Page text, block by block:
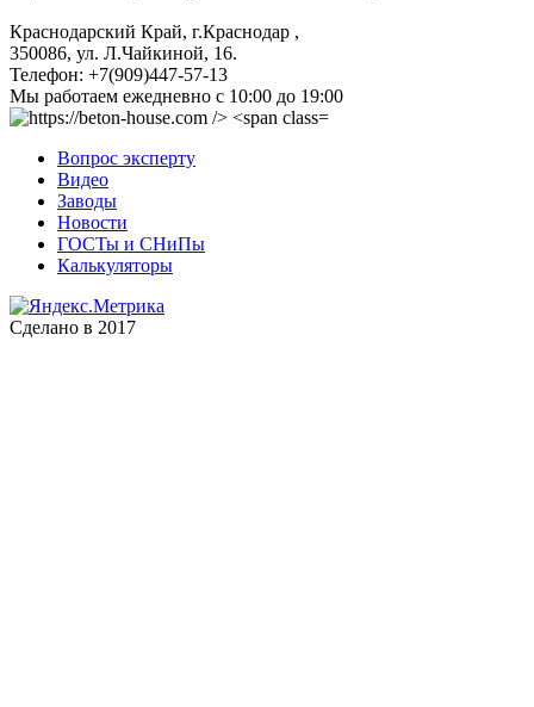
Краснодарский Край, г.Краснодар ,
350086, ул. Л.Чайкиной, 16.
Телефон: +7(909)447-57-13
Мы работаем ежедневно с 10:00 до 19:00
Вопрос эксперту
Видео
Заводы
Новости
ГОСТы и СНиПы
Калькуляторы
Сделано в 2017